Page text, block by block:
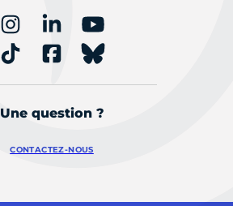
Une question ?
CONTACTEZ-NOUS